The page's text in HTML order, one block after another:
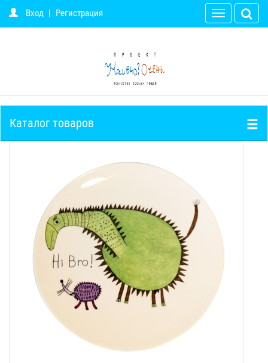
Вход | Регистрация
Toggle
navigation
Каталог товаров